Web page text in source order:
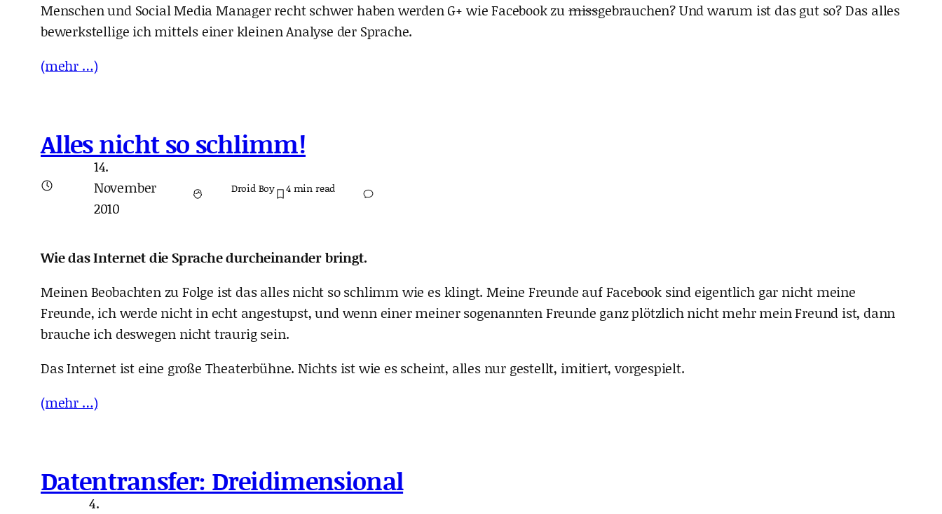
Menschen und Social Media Manager recht schwer haben werden G+ wie Facebook zumissgebrauchen? Und warum ist das gut so? Das alles
bewerkstellige ich mittels einer kleinen Analyse der Sprache.
(mehr …)
Alles nicht so schlimm!
14.
November
2010
Droid Boy 4min read
Wie das Internet die Sprache durcheinander bringt.
Meinen Beobachten zu Folge ist das alles nicht so schlimm wie es klingt. Meine Freunde auf Facebook sind eigentlich gar nicht meine
Freunde, ich werde nicht in echt angestupst, und wenn einer meiner sogenannten Freunde ganz plötzlich nicht mehr mein Freund ist, dann
brauche ich deswegen nicht traurig sein.
Das Internet ist eine große Theaterbühne. Nichts ist wie es scheint, alles nur gestellt, imitiert, vorgespielt.
(mehr …)
Datentransfer: Dreidimensional
4.